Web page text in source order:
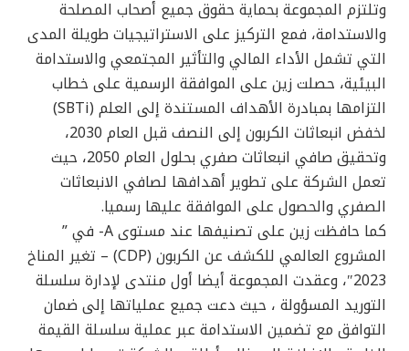
وتلتزم المجموعة بحماية حقوق جميع أصحاب المصلحة
والاستدامة، فمع التركيز على الاستراتيجيات طويلة المدى
التي تشمل الأداء المالي والتأثير المجتمعي والاستدامة
البيئية، حصلت زين على الموافقة الرسمية على خطاب
التزامها بمبادرة الأهداف المستندة إلى العلم (SBTi)
لخفض انبعاثات الكربون إلى النصف قبل العام 2030،
وتحقيق صافي انبعاثات صفري بحلول العام 2050، حيث
تعمل الشركة على تطوير أهدافها لصافي الانبعاثات
الصفري والحصول على الموافقة عليها رسميا.
كما حافظت زين على تصنيفها عند مستوى A- في ”
المشروع العالمي للكشف عن الكربون (CDP) – تغير المناخ
2023″، وعقدت المجموعة أيضا أول منتدى لإدارة سلسلة
التوريد المسؤولة ، حيث دعت جميع عملياتها إلى ضمان
التوافق مع تضمين الاستدامة عبر عملية سلسلة القيمة